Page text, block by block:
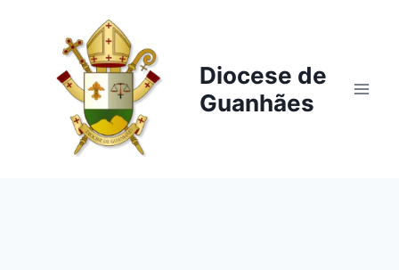
Conteúdo
Diocese de
Guanhães